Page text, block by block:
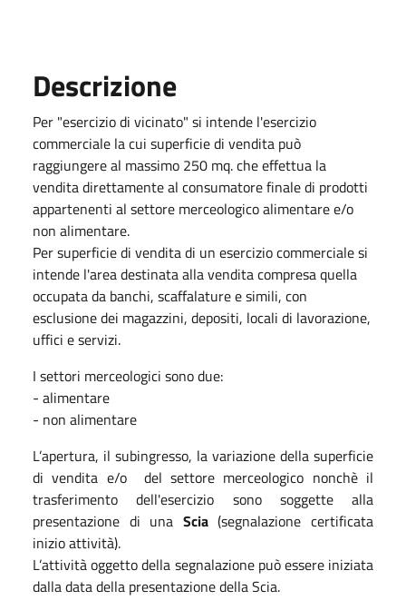
Descrizione
Per "esercizio di vicinato" si intende l'esercizio
commerciale la cui superficie di vendita può
raggiungere al massimo 250 mq. che effettua la
vendita direttamente al consumatore finale di prodotti
appartenenti al settore merceologico alimentare e/o
non alimentare.
Per superficie di vendita di un esercizio commerciale si
intende l'area destinata alla vendita compresa quella
occupata da banchi, scaffalature e simili, con
esclusione dei magazzini, depositi, locali di lavorazione,
uffici e servizi.
I settori merceologici sono due:
- alimentare
- non alimentare
L’apertura, il subingresso, la variazione della superficie
di vendita e/o del settore merceologico nonchè il
trasferimento dell'esercizio sono soggette alla
presentazione di una Scia(segnalazione certificata
inizio attività).
L’attività oggetto della segnalazione può essere iniziata
dalla data della presentazione della Scia.